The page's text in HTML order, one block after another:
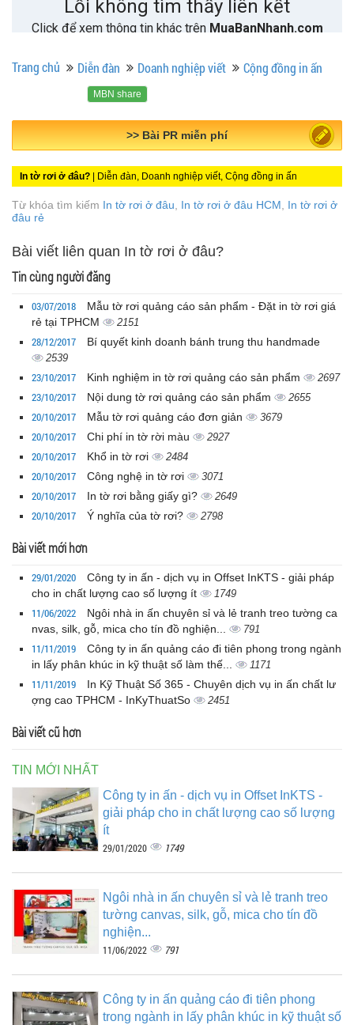
Trang chủ Diễn đàn Doanh nghiệp viết Cộng đồng in ấn
MBN share
>> Quảng cáo miễn phí
In tờ rơi ở đâu? | Diễn đàn, Doanh nghiệp viết, Cộng đồng in ấn
Từ khóa tìm kiếm In tờ rơi ở đâu In tờ rơi ở đâu HCM
In tờ rơi ở
đâu rẻ
Bài viết liên quan In tờ rơi ở đâu?
Tin cùng người đăng
03/07/2018
Mẫu tờ rơi quảng cáo sản phẩm - Đặt in tờ rơi giá
rẻ tại TPHCM
2151
28/12/2017 Bí quyết kinh doanh bánh trung thu handmade
2539
23/10/2017 Kinh nghiệm in tờ rơi quảng cáo sản phẩm 2697
23/10/2017 Nội dung tờ rơi quảng cáo sản phẩm 2655
20/10/2017 Mẫu tờ rơi quảng cáo đơn giản 3679
20/10/2017 Chi phí in tờ rời màu 2927
20/10/2017 Khổ in tờ rơi 2484
20/10/2017 Công nghệ in tờ rơi 3071
20/10/2017 In tờ rơi bằng giấy gì? 2649
20/10/2017 Ý nghĩa của tờ rơi? 2798
Bài viết mới hơn
29/01/2020
Công ty in ấn - dịch vụ in Offset InKTS - giải pháp
cho in chất lượng cao số lượng ít
1749
11/06/2022
Ngôi nhà in ấn chuyên sỉ và lẻ tranh treo tường ca
nvas, silk, gỗ, mica cho tín đồ nghiện...
791
11/11/2019
Công ty in ấn quảng cáo đi tiên phong trong ngành
in lấy phân khúc in kỹ thuật số làm thế...
1171
11/11/2019
In Kỹ Thuật Số 365 - Chuyên dịch vụ in ấn chất lư
ợng cao TPHCM - InKyThuatSo
2451
Bài viết cũ hơn
TIN MỚI NHẤT
Công ty in ấn - dịch vụ in Offset InKTS -
giải pháp cho in chất lượng cao số lượng
ít
29/01/2020 1749
Ngôi nhà in ấn chuyên sỉ và lẻ tranh treo
tường canvas, silk, gỗ, mica cho tín đồ
nghiện...
11/06/2022 791
Công ty in ấn quảng cáo đi tiên phong
trong ngành in lấy phân khúc in kỹ thuật số